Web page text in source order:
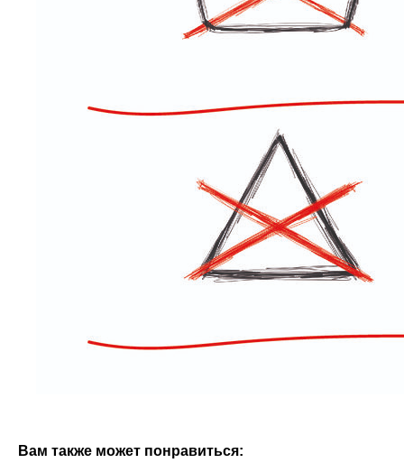
Вам также может понравиться: